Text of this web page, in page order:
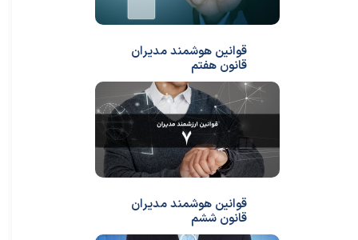
قوانین هوشمند مدیران
قانون هفتم
قوانین هوشمند مدیران
قانون ششم